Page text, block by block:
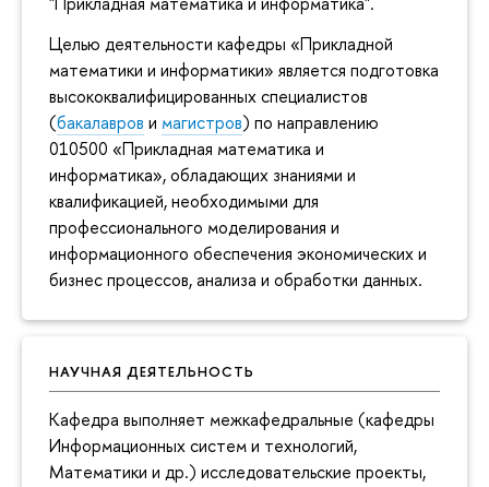
Целью деятельности кафедры «Прикладной
математики и информатики» является подготовка
высококвалифицированных специалистов
(бакалавров и магистров) по направлению
010500 «Прикладная математика и
информатика», обладающих знаниями и
квалификацией, необходимыми для
профессионального моделирования и
информационного обеспечения экономических и
бизнес процессов, анализа и обработки данных.
НАУЧНАЯ ДЕЯТЕЛЬНОСТЬ
Кафедра выполняет межкафедральные (кафедры
Информационных систем и технологий,
Математики и др.) исследовательские проекты,